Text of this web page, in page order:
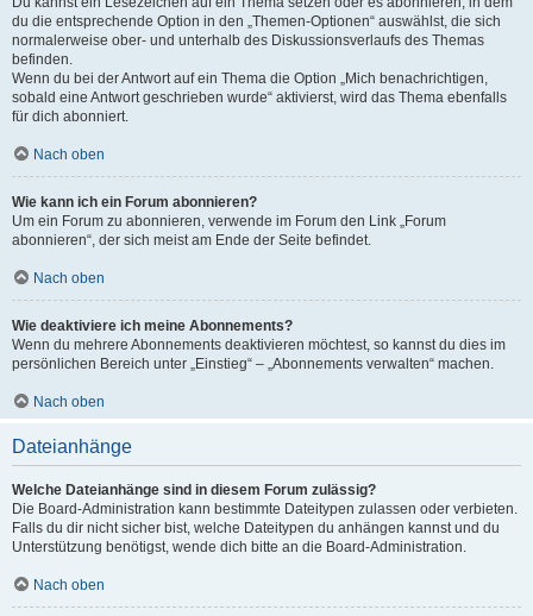
du die entsprechende Option in den „Themen-Optionen“ auswählst, die sich
normalerweise ober- und unterhalb des Diskussionsverlaufs des Themas
befinden.
Wenn du bei der Antwort auf ein Thema die Option „Mich benachrichtigen,
sobald eine Antwort geschrieben wurde“ aktivierst, wird das Thema ebenfalls
für dich abonniert.
Nach oben
Wie kann ich ein Forum abonnieren?
Um ein Forum zu abonnieren, verwende im Forum den Link „Forum
abonnieren“, der sich meist am Ende der Seite befindet.
Nach oben
Wie deaktiviere ich meine Abonnements?
Wenn du mehrere Abonnements deaktivieren möchtest, so kannst du dies im
persönlichen Bereich unter „Einstieg“ – „Abonnements verwalten“ machen.
Nach oben
Dateianhänge
Welche Dateianhänge sind in diesem Forum zulässig?
Die Board-Administration kann bestimmte Dateitypen zulassen oder verbieten.
Falls du dir nicht sicher bist, welche Dateitypen du anhängen kannst und du
Unterstützung benötigst, wende dich bitte an die Board-Administration.
Nach oben